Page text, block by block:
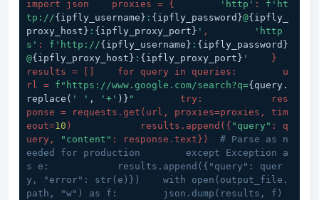
import json    proxies = {
'http' : f'ht
tp://{ipfly_username} : {ipfly_password}@{ipfly_
proxy_host} : {ipfly_proxy_port} ' ,
'http
s' : f'http://{ipfly_username} : {ipfly_password}
@{ipfly_proxy_host} : {ipfly_proxy_port} '
    }
results = []    for query in queries:        u
rl = f"https://www.google.com/search?q={query.
replace( ' ' , '+' )} "
        try:            res
ponse = requests.get( url, proxies=proxies, tim
eout=10 )            results.append( { "query" : q
uery,
"content" : response.text} ) # Parse as n
eeded for production        except Exception a
s e:            results.append({"query": quer
y, "error": str(e)})    with open(output_file.
path, "w") as f:        json.dump(results, f)